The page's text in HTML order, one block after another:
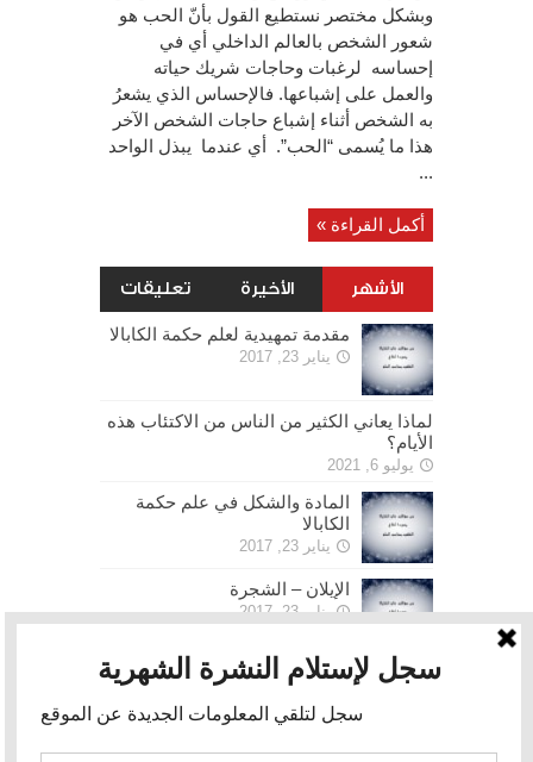
وبشكل مختصر نستطيع القول بأنّ الحب هو
شعور الشخص بالعالم الداخلي أي في
إحساسه لرغبات وحاجات شريك حياته
والعمل على إشباعها. فالإحساس الذي يشعرُ
به الشخص أثناء إشباع حاجات الشخص الآخر
هذا ما يُسمى “الحب”. أي عندما يبذل الواحد
...
أكمل القراءة »
الأشهر الأخيرة تعليقات
مقدمة تمهيدية لعلم حكمة الكابالا
يناير 23, 2017
لماذا يعاني الكثير من الناس من الاكتئاب هذه
الأيام؟
يوليو 6, 2021
المادة والشكل في علم حكمة
الكابالا
يناير 23, 2017
الإيلان – الشجرة
يناير 23, 2017
الحرية